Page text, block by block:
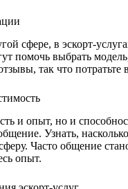
сфере, в эскорт-
помочь выбрать
так что
и опыт, но и
Узнать,
Часто общение
опыт.